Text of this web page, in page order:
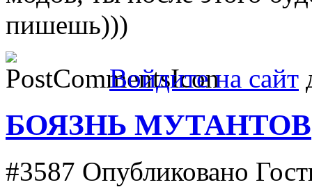
пишешь)))
Войдите на сайт
БОЯЗНЬ МУТАНТОВ
#3587 Опубликовано